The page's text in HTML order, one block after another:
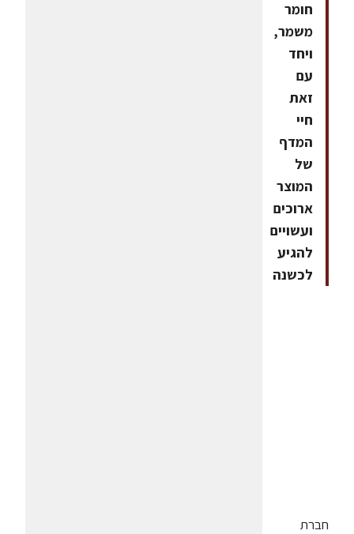
חומר
משמר,
ויחד
עם
זאת
חיי
המדף
של
המוצר
ארוכים
ועשויים
להגיע
לכשנה
חברת